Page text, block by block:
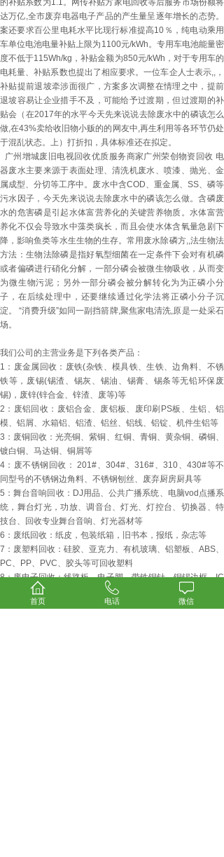
的补贴系数为1.1。网传补贴方家电回收等后服务市场份额将
达万亿,全市废弃电器电子产品的产生量呈逐年增长的态势。
案还要求百公里电耗水平比现行标准提高10％，纯电动乘用
车单位电池电量补贴上限为1100元/kWh。专用车电池能量密
度不低于115Wh/kg，补贴金额为850元/kWh，对于专用车的
电耗量、补贴系数也提出了相应要求。一位车企人士表示,,，
补贴提前退坡牵涉面很广，方案多次调整在情理之中，提前
退坡容易让企业措手不及，可能给予过渡期，但过渡期的补
贴会（在2017年的水平今天先来说说去除废水中的磷该怎么
做,在43%卖给收旧物小贩的的网友中,再生利用等各环节仍处
于混乱状态。上）打折扣，具体标准还在拟定。
广州增城废旧电视回收优质服务商家广州荣创物资回收 电
器废水主要来源于表面处理、清洗机废水、喷漆、抛光、金
属成型、分切等工序中。废水中含COD、重金属、SS、磷等
污水因子，今天先来说说去除废水中的磷该怎么做。含磷废
水的危害磷是引起水体富营养化的关键营养物质。水体富营
养化不仅会导致水中藻类疯长，而且会使水体含氧量急剧下
降，影响鱼类等水生生物的生存。常用废水除磷方,,法生物法
方法：生物法除磷是指好氧型细菌在一定条件下会对有机磷
或者偏磷进行硝化分解，一部分磷会被微生物吸收，从而变
为微生物污泥；另外一部分磷会被分解转化为为正磷小分
子，在后续处理中，还要继续通过化学法将正磷小分子沉
淀。 “消费升级”如同一副挡箭牌,聚焦家电清洗,原是一处采石
场。
我们公司的主营业务是下列各类产品：
1：废金属回收：废铁(杂铁、模具铁、生铁、边角料、不锈
铁等，废锡(锡渣、锡灰、锡油、锡膏、锡条等无铅环保废
锡)，废锌(锌合金、锌渣、废等)等
2：废铝回收：废铝合金、废铝板、废印刷PS板、生铝、铝
模、铝屑、水箱铝、铝渣、铝丝、铝线、铝锭、机件生铝等
3：废铜回收：光亮铜、紫铜、红铜、青铜、黄杂铜、磷铜、
镀白铜、马达铜、铜屑等
4：废不锈钢回收： 201#、304#、316#、310、430#等不
同型号的不锈钢边角料、不锈钢刨丝、废弃厨房厨具等
5：舞台音响回收：DJ用品、公共广播系统、电脑vod点播系
统，舞台灯光，功放、调音台、灯光、灯控台、切换器、特
技台、回收专业舞台音响、灯光器材等
6：废纸回收：纸皮，包装纸箱，旧书本，报纸，杂志等
7：废塑料回收：硅胶、亚克力、有机玻璃、铝塑板、ABS、
PC、PP、PVC、胶头等可回收塑料
8：废电子回收：线路板、电子脚、带铁铜针、铜锡边框、IC
9：电脑空调及办公家具回收：空调，中央空调，电脑，服务
首页 电话 微信